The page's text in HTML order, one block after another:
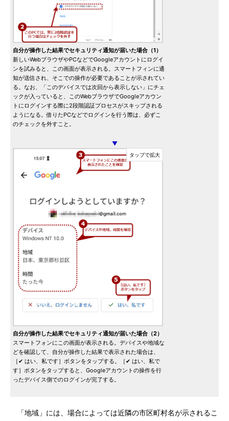
自分が操作した結果でセキュリティ通知が届いた場合（1）
新しいWebブラウザやPCなどでGoogleアカウントにログイ
ンを試みると、この画面が表示される。スマートフィンに通
知が送信され、そこでの操作が必要であることが示されてい
る。なお、「このデバイスでは次回から表示しない」にチェ
ックが入っていると、このWebブラウザでGoogleアカウン
トにログインする際に2段階認証プロセスがスキップされる
ようになる。借りたPCなどでログインを行う際は、必ずこ
のチェックを外すこと。
▼
自分が操作した結果でセキュリティ通知が届いた場合（2）
スマートフォンにこの画面が表示される。デバイスや地域な
どを確認して、自分が操作した結果で表示された場合は、
［✔ はい、私です］ボタンをタップする。［✔ はい、私で
す］ボタンをタップすると、Googleアカウントの操作を行
ったデバイス側でのログインが完了する。
「地域」には、場合によっては近隣の市区町村名が示されるこ